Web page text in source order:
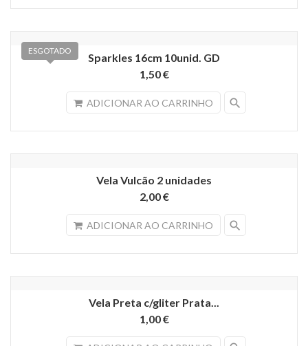
Sparkles 16cm 10unid. GD
1,50 €
ADICIONAR AO CARRINHO search
ESGOTADO
Vela Vulcão 2 unidades
2,00 €
ADICIONAR AO CARRINHO search
Vela Preta c/gliter Prata...
1,00 €